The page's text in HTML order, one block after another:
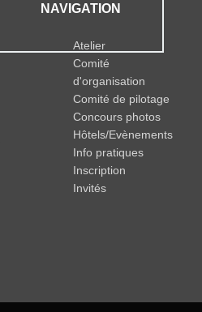
NAVIGATION
Atelier
Comité
d'organisation
Comité de pilotage
Concours photos
Hôtels/Evènements
Info pratiques
Inscription
Invités